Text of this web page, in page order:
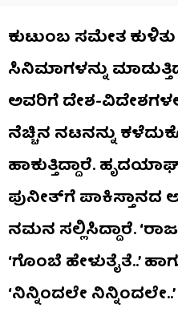
ಕುಟುಂಬ ಸಮೇತ
ಸಿನಿಮಾಗಳನ್ನು
ಅವರಿಗೆ ದೇಶ-
ನೆಚ್ಚಿನ ನಟನನ್ನು
ಹಾಕುತ್ತಿದ್ದಾರೆ.
ಪುನೀತ್​ಗೆ
ನಮನ ಸಲ್ಲಿಸಿದ್ದಾರೆ.
‘ಗೊಂಬೆ ಹೇಳುತೈತೆ..’
‘ನಿನ್ನಿಂದಲೇ